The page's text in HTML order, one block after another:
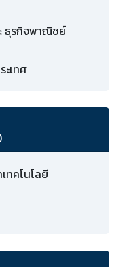
ธุรกิจพาณิชย์
ะเทศ
ทคโนโลยี